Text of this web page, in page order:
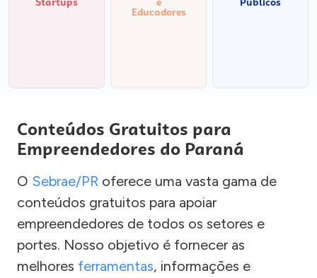
Educadores
Conteúdos Gratuitos para
Empreendedores do Paraná
O Sebrae/PR oferece uma vasta gama de
conteúdos gratuitos para apoiar
empreendedores de todos os setores e
portes. Nosso objetivo é fornecer as
melhores ferramentas, informações e